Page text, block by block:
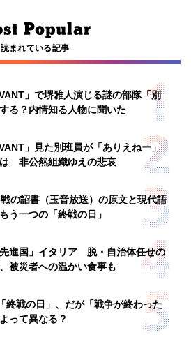
読まれている記事
」で堺雅人演じる謎の部隊「別
る？内情知る人物に聞いた
」見た別班員が「ありえねー」
非公然組織ゆえの悲哀
の詔書（玉音放送）の原文と現代語
一つの「終戦の日」
進国」イタリア 脱・自治体任せの
被災者への温かい食事も
終戦の日」、だが「戦争が終わった
って異なる？